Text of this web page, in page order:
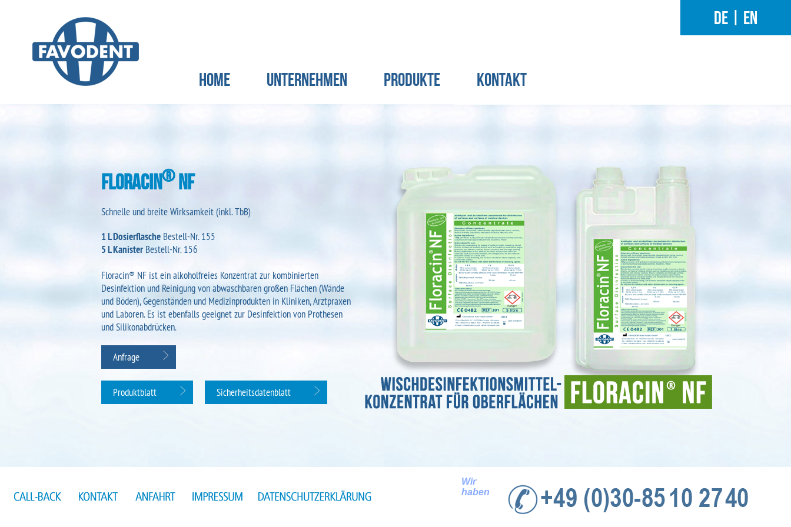
Home Unternehmen Produkte Kontakt
DE EN
Floracin®NF
Schnelle und breite Wirksamkeit (inkl. TbB)
1 L Dosierflasche Bestell-Nr. 155
5 L Kanister Bestell-Nr. 156
Floracin® NF ist ein alkoholfreies Konzentrat zur kombinierten
Desinfektion und Reinigung von abwaschbaren großen Flächen (Wände
und Böden), Gegenständen und Medizinprodukten in Kliniken, Arztpraxen
und Laboren. Es ist ebenfalls geeignet zur Desinfektion von Prothesen
und Silikonabdrücken.
Anfrage
Produktblatt Sicherheitsdatenblatt
Wir
haben